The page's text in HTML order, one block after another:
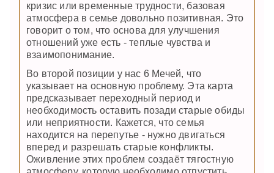
кризис или временные трудности, базовая
атмосфера в семье довольно позитивная. Это
говорит о том, что основа для улучшения
отношений уже есть - теплые чувства и
взаимопонимание.
Во второй позиции у нас 6 Мечей, что
указывает на основную проблему. Эта карта
предсказывает переходный период и
необходимость оставить позади старые обиды
или неприятности. Кажется, что семья
находится на перепутье - нужно двигаться
вперед и разрешать старые конфликты.
Оживление этих проблем создаёт тягостную